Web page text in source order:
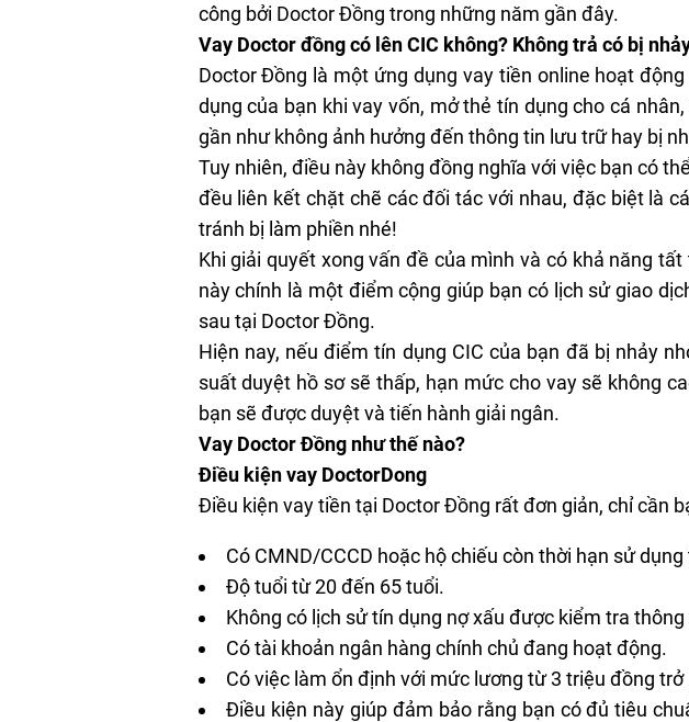
công bởi Doctor Đồng trong những năm gần đây.
Vay Doctor đồng có lên CIC không? Không trả có bị
Doctor Đồng là một ứng dụng vay tiền online hoạt
dụng của bạn khi vay vốn, mở thẻ tín dụng cho cá
gần như không ảnh hưởng đến thông tin lưu trữ hay bị
Tuy nhiên, điều này không đồng nghĩa với việc bạn có
đều liên kết chặt chẽ các đối tác với nhau, đặc biệt là
tránh bị làm phiền nhé!
Khi giải quyết xong vấn đề của mình và có khả năng
này chính là một điểm cộng giúp bạn có lịch sử giao
sau tại Doctor Đồng.
Hiện nay, nếu điểm tín dụng CIC của bạn đã bị nhảy
suất duyệt hồ sơ sẽ thấp, hạn mức cho vay sẽ không
bạn sẽ được duyệt và tiến hành giải ngân.
Vay Doctor Đồng như thế nào?
Điều kiện vay DoctorDong
Điều kiện vay tiền tại Doctor Đồng rất đơn giản, chỉ cần
Có CMND/CCCD hoặc hộ chiếu còn thời hạn sử
Độ tuổi từ 20 đến 65 tuổi.
Không có lịch sử tín dụng nợ xấu được kiểm tra
Có tài khoản ngân hàng chính chủ đang hoạt động.
Có việc làm ổn định với mức lương từ 3 triệu đồng
Điều kiện này giúp đảm bảo rằng bạn có đủ tiêu